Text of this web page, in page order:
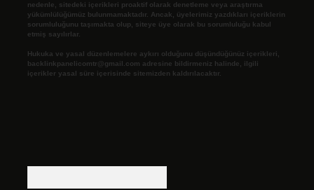
nedenle, sitedeki içerikleri proaktif olarak denetleme veya araştırma
yükümlülüğümüz bulunmamaktadır. Ancak, üyelerimiz yazdıkları içeriklerin
sorumluluğunu taşımakta olup, siteye üye olarak bu sorumluluğu kabul
etmiş sayılırlar.
Hukuka ve yasal düzenlemelere aykırı olduğunu düşündüğünüz içerikleri,
backlinkpanelicomtr@gmail.com adresine bildirmeniz halinde, ilgili
içerikler yasal süre içerisinde sitemizden kaldırılacaktır.